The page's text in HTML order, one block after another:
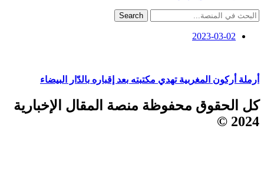
Search
2023-03-02
أرملة أركون المغربية تهدي مكتبته بعد إقباره بالدّار البيضاء
كل الحقوق محفوظة منصة المقال الإخبارية
2024 ©